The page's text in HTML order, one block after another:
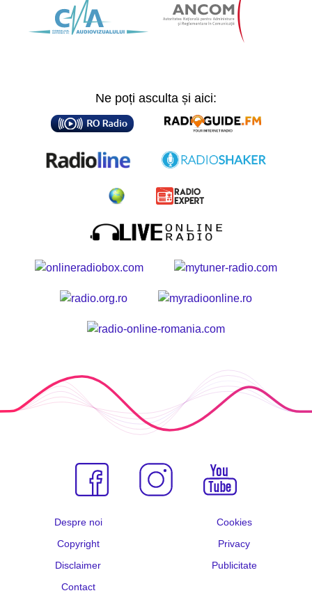
Ne poți asculta și aici:
Despre noi
Cookies
Copyright
Privacy
Disclaimer
Publicitate
Contact